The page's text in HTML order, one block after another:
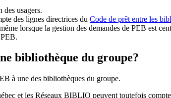
des usagers.
des lignes directrices du Code de prêt entre les
lorsque la gestion des demandes de PEB est
bibliothèque du groupe?
à une des bibliothèques du groupe.
et les Réseaux BIBLIO peuvent toutefois